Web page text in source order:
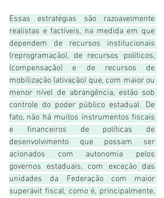
Essas estratégias são razoavelmente
realistas e factíveis, na medida em que
dependem de recursos institucionais
(reprogramação), de recursos políticos,
(compensação) e de recursos de
mobilização (ativação) que, com maior ou
menor nível de abrangência, estão sob
controle do poder público estadual. De
fato, não há muitos instrumentos fiscais
e financeiros de políticas de
desenvolvimento que possam ser
acionados com autonomia pelos
governos estaduais, com exceção das
unidades da Federação com maior
superávit fiscal, como é, principalmente,